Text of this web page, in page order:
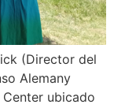
(Director del
Alemany
ubicado